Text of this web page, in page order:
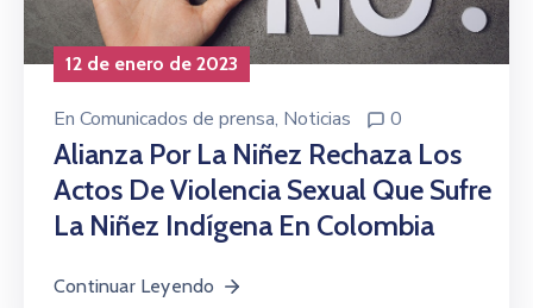
12 de enero de 2023
En Comunicados de prensa‚ Noticias 0
Alianza Por La Niñez Rechaza Los
Actos De Violencia Sexual Que Sufre
La Niñez Indígena En Colombia
Continuar Leyendo